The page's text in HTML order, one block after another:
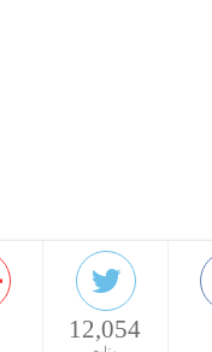
12,054